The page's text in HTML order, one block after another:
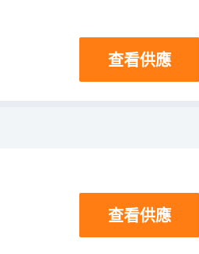
查看供應
查看供應